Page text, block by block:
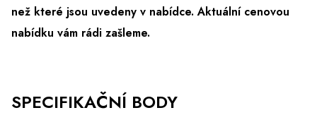
než které jsou uvedeny v nabídce.Aktuální cenovou
nabídku vám rádi zašleme.
SPECIFIKAČNÍ BODY